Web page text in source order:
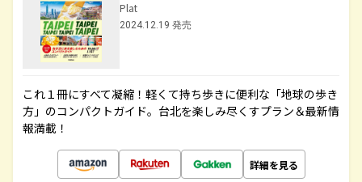
Plat
2024.12.19 発売
これ１冊にすべて凝縮！軽くて持ち歩きに便利な「地球の歩き
方」のコンパクトガイド。台北を楽しみ尽くすプラン＆最新情
報満載！
詳細を見る